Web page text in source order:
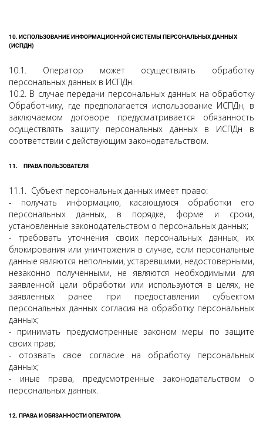
10. ИСПОЛЬЗОВАНИЕ ИНФОРМАЦИОННОЙ СИСТЕМЫ ПЕРСОНАЛЬНЫХ ДАННЫХ
(ИСПДН)
10.1. Оператор может осуществлять обработку
персональных данных в ИСПДн.
10.2. В случае передачи персональных данных на обработку
Обработчику, где предполагается использование ИСПДн, в
заключаемом договоре предусматривается обязанность
осуществлять защиту персональных данных в ИСПДн в
соответствии с действующим законодательством.
11. ПРАВА ПОЛЬЗОВАТЕЛЯ
11.1. Субъект персональных данных имеет право:
- получать информацию, касающуюся обработки его
персональных данных, в порядке, форме и сроки,
установленные законодательством о персональных данных;
- требовать уточнения своих персональных данных, их
блокирования или уничтожения в случае, если персональные
данные являются неполными, устаревшими, недостоверными,
незаконно полученными, не являются необходимыми для
заявленной цели обработки или используются в целях, не
заявленных ранее при предоставлении субъектом
персональных данных согласия на обработку персональных
данных;
- принимать предусмотренные законом меры по защите
своих прав;
- отозвать свое согласие на обработку персональных
данных;
- иные права, предусмотренные законодательством о
персональных данных.
12. ПРАВА И ОБЯЗАННОСТИ ОПЕРАТОРА